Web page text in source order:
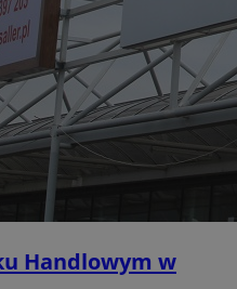
Handlowym w